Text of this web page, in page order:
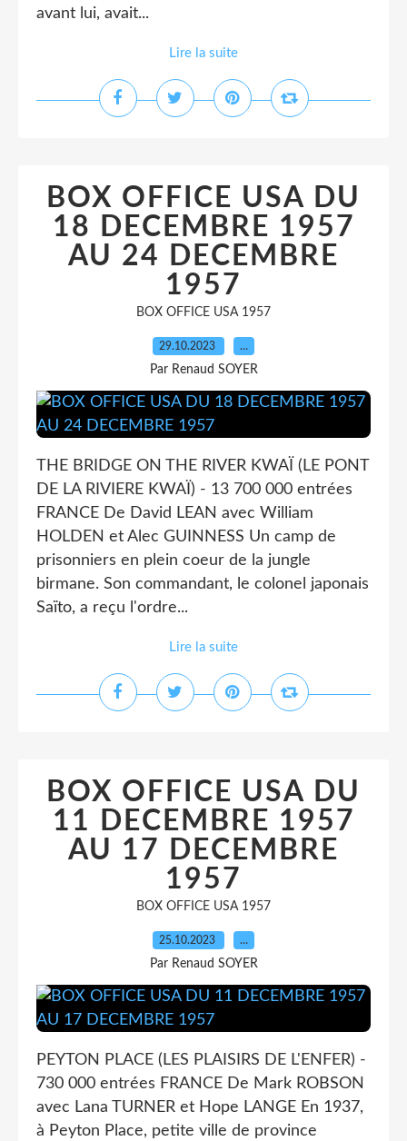
avant lui, avait...
Lire la suite
BOX OFFICE USA DU
18 DECEMBRE 1957
AU 24 DECEMBRE
1957
BOX OFFICE USA 1957
29.10.2023 …
Par Renaud SOYER
THE BRIDGE ON THE RIVER KWAÏ (LE PONT
DE LA RIVIERE KWAÏ) - 13 700 000 entrées
FRANCE De David LEAN avec William
HOLDEN et Alec GUINNESS Un camp de
prisonniers en plein coeur de la jungle
birmane. Son commandant, le colonel japonais
Saïto, a reçu l'ordre...
Lire la suite
BOX OFFICE USA DU
11 DECEMBRE 1957
AU 17 DECEMBRE
1957
BOX OFFICE USA 1957
25.10.2023 …
Par Renaud SOYER
PEYTON PLACE (LES PLAISIRS DE L'ENFER) -
730 000 entrées FRANCE De Mark ROBSON
avec Lana TURNER et Hope LANGE En 1937,
à Peyton Place, petite ville de province